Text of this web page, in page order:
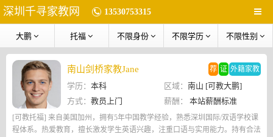
深圳千寻家教网 13530753315
大鹏 托福 不限身份 不限学历 不限性别
南山剑桥家教Jane 荐 证 外籍家教
学历： 本科 区域： 南山 [可教大鹏]
方式： 教员上门 薪酬： 本站薪酬标准
[可教托福] 来自美国加州，拥有5年中国教学经验，熟悉深圳国际/双语学校课
程体系。热爱教育，擅长激发学生英语兴趣，注重口语与实用能力。持有合法